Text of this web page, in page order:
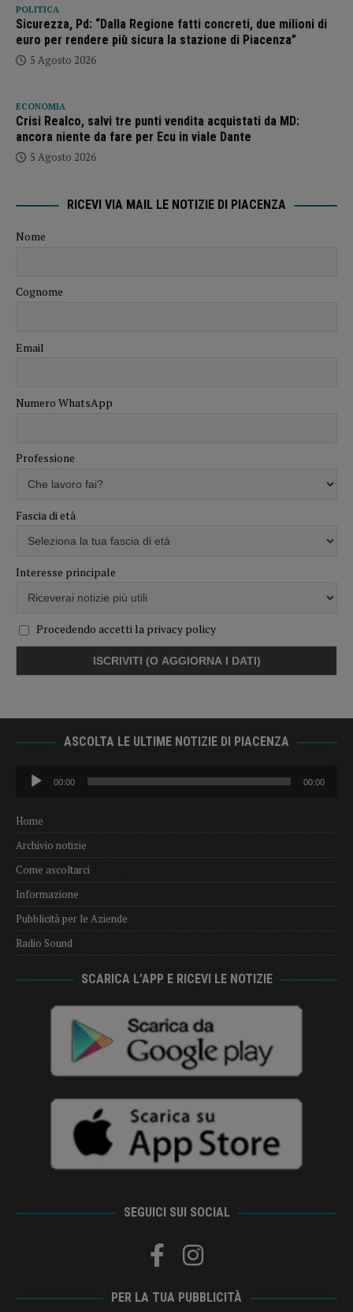
POLITICA
Sicurezza, Pd: “Dalla Regione fatti concreti, due milioni di
euro per rendere più sicura la stazione di Piacenza”
5 Agosto 2026
ECONOMIA
Crisi Realco, salvi tre punti vendita acquistati da MD:
ancora niente da fare per Ecu in viale Dante
5 Agosto 2026
RICEVI VIA MAIL LE NOTIZIE DI PIACENZA
Nome
Cognome
Email
Numero WhatsApp
Professione
Fascia di età
Interesse principale
Procedendo accetti la privacy policy
ASCOLTA LE ULTIME NOTIZIE DI PIACENZA
Audio
Player
00:00 00:00
Home
Archivio notizie
Come ascoltarci
Informazione
Pubblicità per le Aziende
Radio Sound
SCARICA L’APP E RICEVI LE NOTIZIE
SEGUICI SUI SOCIAL
PER LA TUA PUBBLICITÀ